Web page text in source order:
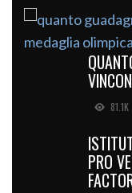
81.1K
PRO